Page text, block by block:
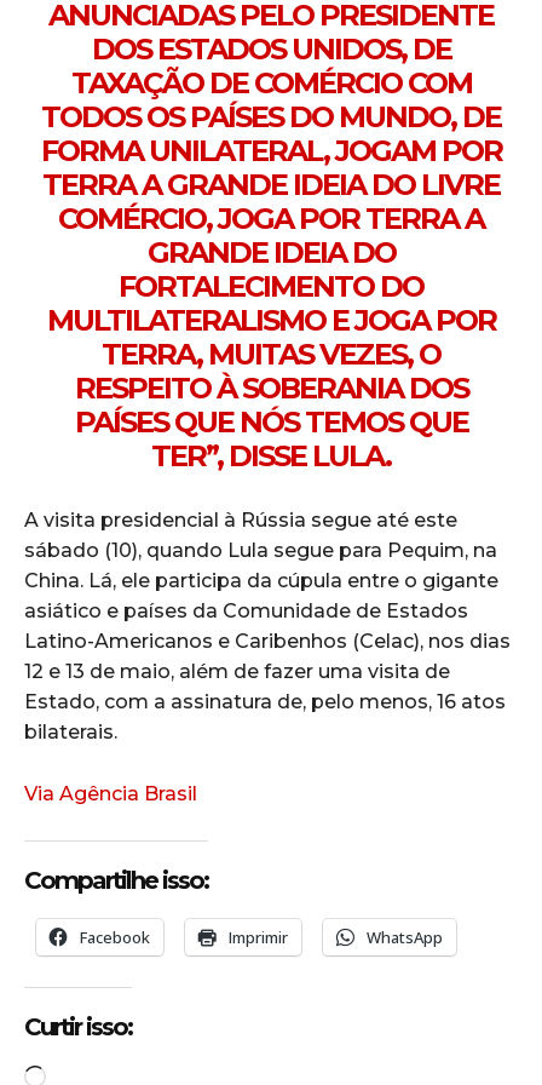
ANUNCIADAS PELO PRESIDENTE
DOS ESTADOS UNIDOS, DE
TAXAÇÃO DE COMÉRCIO COM
TODOS OS PAÍSES DO MUNDO, DE
FORMA UNILATERAL, JOGAM POR
TERRA A GRANDE IDEIA DO LIVRE
COMÉRCIO, JOGA POR TERRA A
GRANDE IDEIA DO
FORTALECIMENTO DO
MULTILATERALISMO E JOGA POR
TERRA, MUITAS VEZES, O
RESPEITO À SOBERANIA DOS
PAÍSES QUE NÓS TEMOS QUE
TER”, DISSE LULA.
A visita presidencial à Rússia segue até este
sábado (10), quando Lula segue para Pequim, na
China. Lá, ele participa da cúpula entre o gigante
asiático e países da Comunidade de Estados
Latino-Americanos e Caribenhos (Celac), nos dias
12 e 13 de maio, além de fazer uma visita de
Estado, com a assinatura de, pelo menos, 16 atos
bilaterais.
Via Agência Brasil
Compartilhe isso:
Facebook Imprimir WhatsApp
Curtir isso:
C